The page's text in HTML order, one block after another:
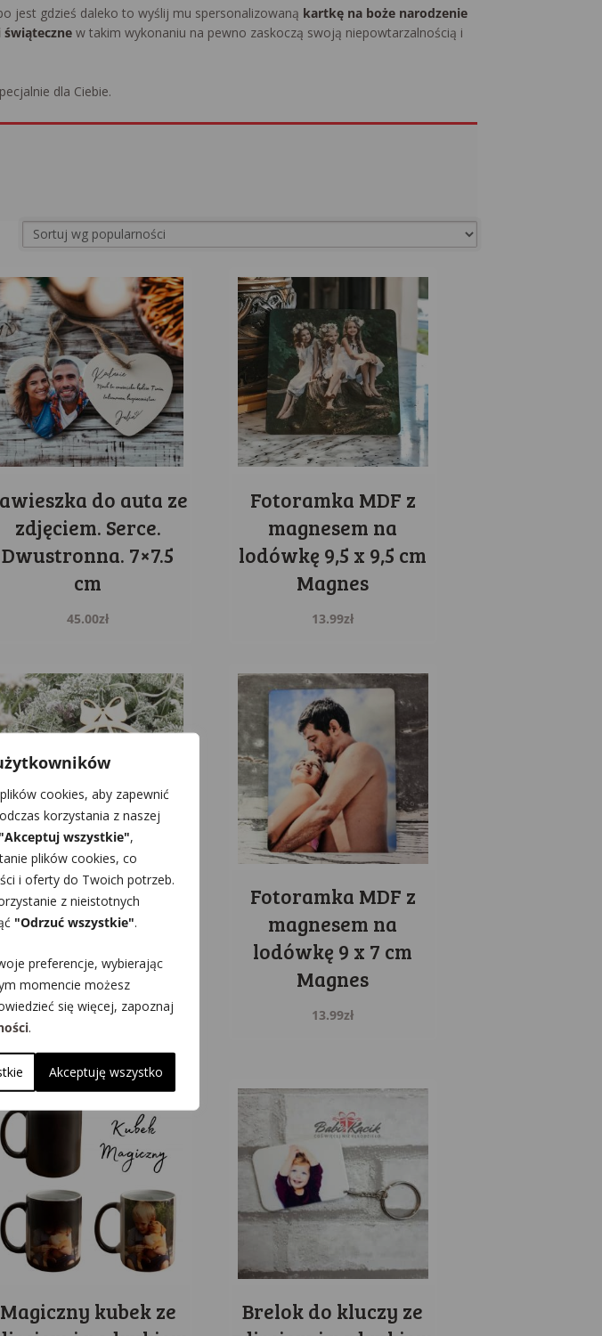
cookies, aby zapewnić
korzystania z naszej
"Akceptuj wszystkie",
plików cookies, co
i oferty do Twoich potrzeb.
z nieistotnych
"Odrzuć wszystkie".
preferencje, wybierając
momencie możesz
się więcej, zapoznaj
.
Akceptuję wszystko
jest gdzieś daleko to wyślij mu spersonalizowaną kartkę na boże narodzenie
w takim wykonaniu na pewno zaskoczą swoją niepowtarzalnością i
dla Ciebie.
do auta ze
zdjęciem. Serce.
Dwustronna. 7×7.5
cm
45.00zł
Fotoramka MDF z
magnesem na
lodówkę 9,5 x 9,5 cm
Magnes
13.99zł
choinkowa
z Twoim
imieniem wzór nr 2
12.99zł
Fotoramka MDF z
magnesem na
lodówkę 9 x 7 cm
Magnes
13.99zł
Magiczny kubek ze
Brelok do kluczy ze